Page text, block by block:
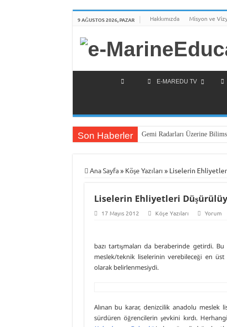
9 AĞUSTOS 2026, PAZAR Hakkımızda Misyon ve
E-MAREDU TV
Son Haberler Gemi Radarları Üzerine
DARGEB-Denizci
MINE-EMI Projesi ile Ortak
Piri Reis Üniversitesi’nin
DARGEB’ten, Deniz’den
Ana Sayfa» Köşe Yazıları » Liselerin
Liselerin Ehliyetleri
17 Mayıs 2012 Köşe Yazıları Yorum
bazı tartışmaları da beraberinde getirdi.
meslek/teknik liselerinin verebileceği en
olarak belirlenmesiydi.
Alınan bu karar, denizcilik anadolu meslek
sürdüren öğrencilerin şevkini kırdı.